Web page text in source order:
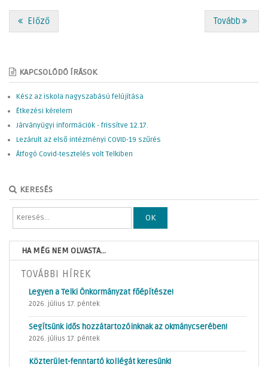
Előző Tovább
KAPCSOLÓDÓ ÍRÁSOK
Kész az iskola nagyszabású felújítása
Étkezési kérelem
Járványügyi információk - frissítve 12.17.
Lezárult az első intézményi COVID-19 szűrés
Átfogó Covid-tesztelés volt Telkiben
KERESÉS
OK
HA MÉG NEM OLVASTA...
TOVÁBBI HÍREK
Legyen a Telki Önkormányzat főépítésze!
2026. július 17. péntek
Segítsünk idős hozzátartozóinknak az okmánycserében!
2026. július 17. péntek
Közterület-fenntartó kollégát keresünk!